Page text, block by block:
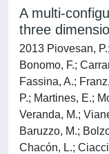
A multi-
three
2013 Piovesan,
Bonomo, F.;
Fassina, A.;
P.; Martines, E.;
Veranda, M.;
Baruzzo, M.;
Chacón, L.;